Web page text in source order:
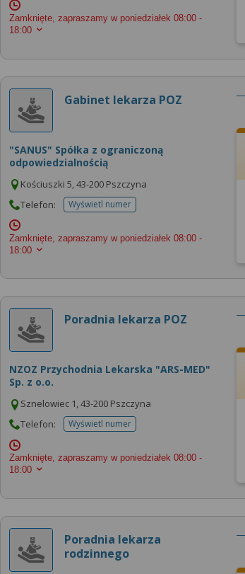
Zamknięte, zapraszamy w poniedziałek 08:00 -
18:00
Gabinet lekarza POZ
"SANUS" Spółka z ograniczoną
odpowiedzialnością
Kościuszki 5, 43-200 Pszczyna
Telefon:
Wyświetl numertelefonu do placowki
Zamknięte, zapraszamy w poniedziałek 08:00 -
18:00
Poradnia lekarza POZ
NZOZ Przychodnia Lekarska "ARS-MED"
Sp. z o.o.
Sznelowiec 1, 43-200 Pszczyna
Telefon:
Wyświetl numertelefonu do placowki
Zamknięte, zapraszamy w poniedziałek 08:00 -
18:00
Poradnia lekarza
rodzinnego